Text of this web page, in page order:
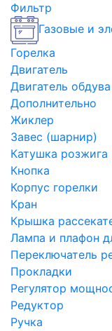
Фильтр
Газовые и
Горелка
Двигатель
Двигатель
Дополнительно
Жиклер
Завес (шарнир)
Катушка розжига
Кнопка
Корпус горелки
Кран
Крышка
Лампа и плафон
Переключатель
Прокладки
Регулятор
Редуктор
Ручка